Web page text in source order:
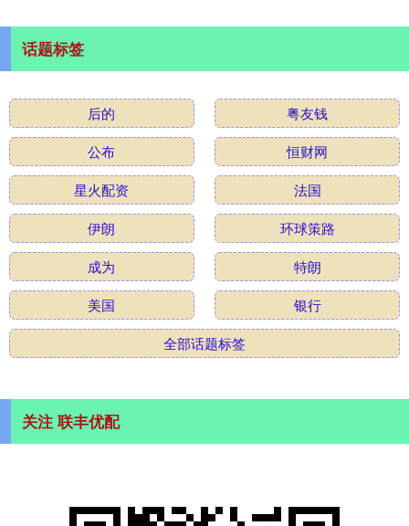
话题标签
后的
粤友钱
公布
恒财网
星火配资
法国
伊朗
环球策路
成为
特朗
美国
银行
全部话题标签
关注 联丰优配